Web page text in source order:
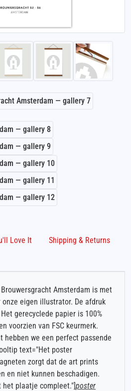
Love It Shipping & Returns
Amsterdam is met
eigen illustrator. De afdruk
gerecyclede papier is 100%
voorzien van FSC keurmerk.
hebben we een perfect passende
text="Het poster
zorgt dat de art prints
en niet kunnen beschadigen.
plaatje compleet."]poster